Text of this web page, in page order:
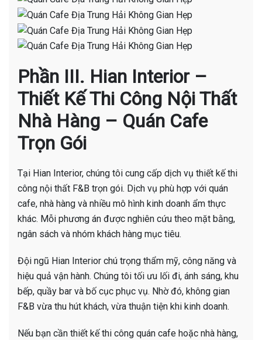
Phần III. Hian Interior –
Thiết Kế Thi Công Nội Thất
Nhà Hàng – Quán Cafe
Trọn Gói
Tại Hian Interior, chúng tôi cung cấp dịch vụ thiết kế thi
công nội thất F&B trọn gói. Dịch vụ phù hợp với quán
cafe, nhà hàng và nhiều mô hình kinh doanh ẩm thực
khác. Mỗi phương án được nghiên cứu theo mặt bằng,
ngân sách và nhóm khách hàng mục tiêu.
Đội ngũ Hian Interior chú trọng thẩm mỹ, công năng và
hiệu quả vận hành. Chúng tôi tối ưu lối đi, ánh sáng, khu
bếp, quầy bar và bố cục phục vụ. Nhờ đó, không gian
F&B vừa thu hút khách, vừa thuận tiện khi kinh doanh.
Nếu bạn cần thiết kế thi công quán cafe hoặc nhà hàng,